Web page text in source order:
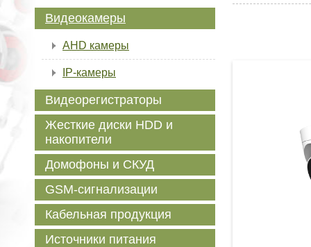
Видеокамеры
AHD камеры
IP-камеры
Видеорегистраторы
Жесткие диски HDD и
накопители
Домофоны и СКУД
GSM-сигнализации
Кабельная продукция
Источники питания